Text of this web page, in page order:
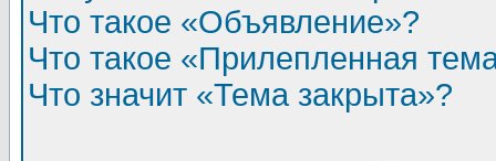
Что такое «Объявление»?
Что такое «Прилепленная
Что значит «Тема закрыта»?